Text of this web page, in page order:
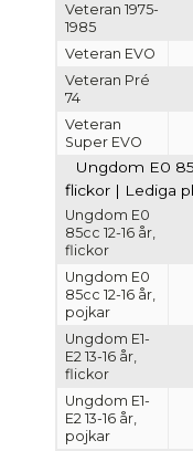
Veteran 1975-
1985
Veteran EVO
Veteran Pré
74
Veteran
Super EVO
Ungdom E0
flickor | Lediga
Ungdom E0
85cc 12-16 år,
flickor
Ungdom E0
85cc 12-16 år,
pojkar
Ungdom E1-
E2 13-16 år,
flickor
Ungdom E1-
E2 13-16 år,
pojkar